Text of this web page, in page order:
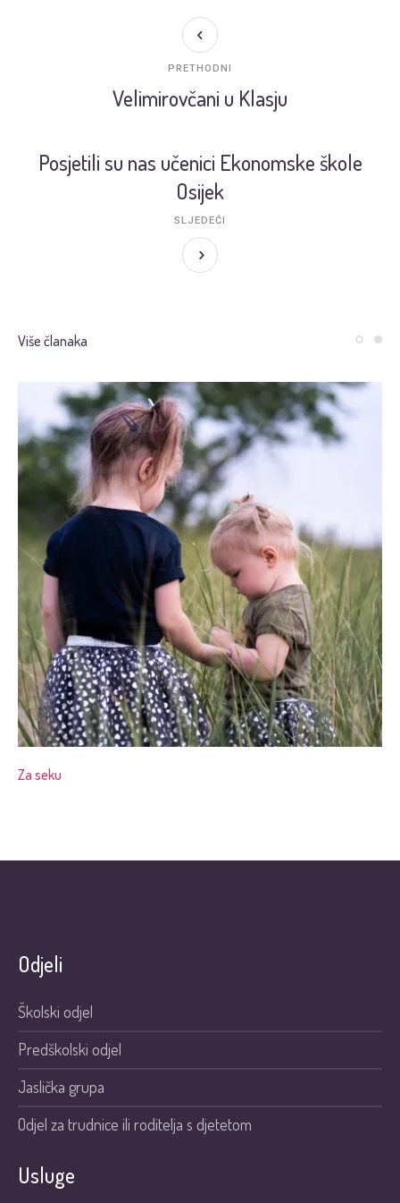
Velimirovčani u Klasju
PRETHODNI
Posjetili su nas učenici Ekonomske škole
Osijek
SLJEDEĆI
Više članaka
Za seku
Odjeli
Školski odjel
Predškolski odjel
Jaslička grupa
Odjel za trudnice ili roditelja s djetetom
Usluge